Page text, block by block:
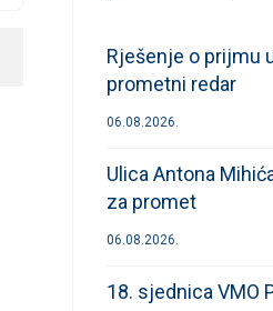
Rješenje o prijmu
prometni redar
06.08.2026.
Ulica Antona
za promet
06.08.2026.
18. sjednica VMO